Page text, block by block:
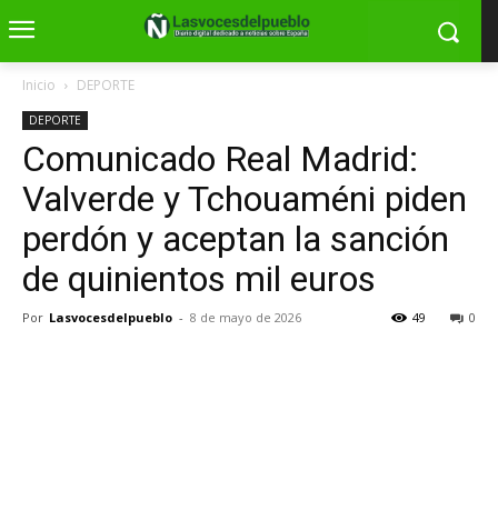
Inicio DEPORTE
DEPORTE
Comunicado Real Madrid:
Valverde y Tchouaméni piden
perdón y aceptan la sanción
de quinientos mil euros
Por Lasvocesdelpueblo - 8 de mayo de 2026 0
49